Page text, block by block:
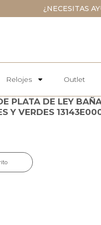
¿NECESITAS
Relojes Outlet
PLATA DE LEY
Y VERDES